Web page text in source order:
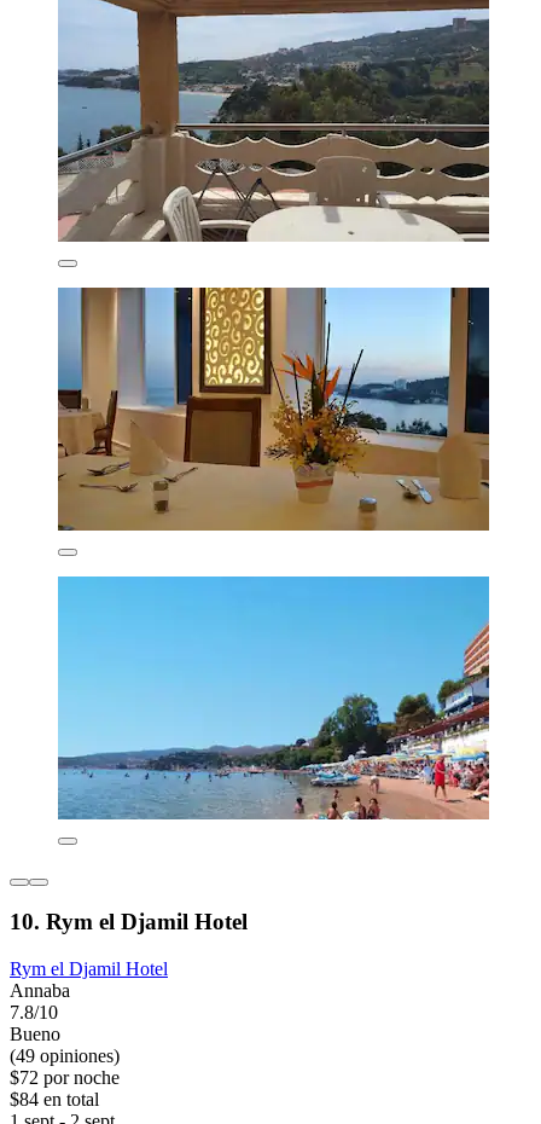
10. Rym el Djamil Hotel
Rym el Djamil Hotel
Annaba
7.8/10
Bueno
(49 opiniones)
$72 por noche
$84 en total